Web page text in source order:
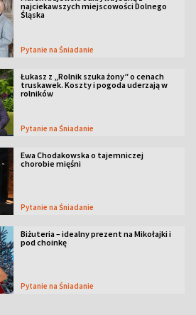
najciekawszych miejscowości Dolnego
Śląska
Pytanie na Śniadanie
Łukasz z „Rolnik szuka żony” o cenach
truskawek. Koszty i pogoda uderzają w
rolników
Pytanie na Śniadanie
Ewa Chodakowska o tajemniczej
chorobie mięśni
Pytanie na Śniadanie
Biżuteria – idealny prezent na Mikołajki i
pod choinkę
Pytanie na Śniadanie